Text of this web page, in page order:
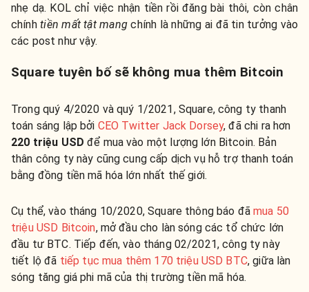
nhẹ dạ. KOL chỉ việc nhận tiền rồi đăng bài thôi, còn chân
chínhtiền mất tật mangchính là những ai đã tin tưởng vào
các post như vậy.
Square tuyên bố sẽ không mua thêm Bitcoin
Trong quý 4/2020 và quý 1/2021, Square, công ty thanh
toán sáng lập bởi CEO Twitter Jack Dorsey, đã chi ra hơn
220 triệu USD để mua vào một lượng lớn Bitcoin. Bản
thân công ty này cũng cung cấp dịch vụ hỗ trợ thanh toán
bằng đồng tiền mã hóa lớn nhất thế giới.
Cụ thể, vào tháng 10/2020, Square thông báo đãmua 50
triệu USD Bitcoin, mở đầu cho làn sóng các tổ chức lớn
đầu tư BTC. Tiếp đến, vào tháng 02/2021, công ty này
tiết lộ đã tiếp tục mua thêm 170 triệu USD BTC, giữa làn
sóng tăng giá phi mã của thị trường tiền mã hóa.